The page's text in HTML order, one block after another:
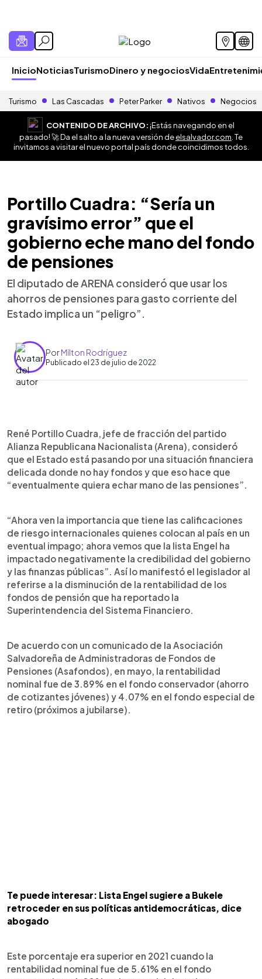
InicioNoticiasTurismoDinero y negociosVida
Turismo Las Cascadas Peter Parker Nativos Negocios
CONTENIDO DE ARCHIVO:¡Estás navegando en el
pasado! 🚀 Da el salto a la nueva versión deelsalvador.com . Te
invitamos a visitar el nuevo portal país donde coincidimos todos.
Portillo Cuadra: “Sería un
gravísimo error” que el
gobierno eche mano del fondo
de pensiones
El diputado de ARENA consideró que usar los
ahorros de pensiones para gasto corriente del
Estado implica un “peligro”.
PorMilton Rodríguez
Publicado el 23 de julio de 2022
► Escuchar artículo
René Portillo Cuadra, jefe de fracción del partido
Alianza Republicana Nacionalista (Arena), consideró
que el Estado está pasando por una situación financiera
delicada donde no hay fondos y que eso hace que
“eventualmente quiera echar mano de las pensiones”.
“Ahora ven la importancia que tiene las calificaciones
de riesgo internacionales quienes colocan al país en un
eventual impago; ahora vemos que la lista Engel ha
impactado negativamente la credibilidad del gobierno
y las finanzas públicas”. Así lo manifestó el legislador al
referirse a la disminución de la rentabilidad de los
fondos de pensión que ha reportado la
Superintendencia del Sistema Financiero.
De acuerdo con un comunicado de la Asociación
Salvadoreña de Administradoras de Fondos de
Pensiones (Asafondos), en mayo, la rentabilidad
nominal fue de 3.89% en el fondo conservador (ahorro
de cotizantes jóvenes) y 4.07% en el fondo especial de
retiro (próximos a jubilarse).
Te puede interesar: Lista Engel sugiere a Bukele
retroceder en sus políticas antidemocráticas, dice
abogado
Este porcentaje era superior en 2021 cuando la
rentabilidad nominal fue de 5.61% en el fondo